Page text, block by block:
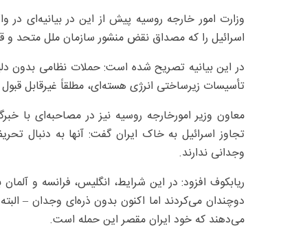
وزارت امور خارجه روسیه پیش از این در بیانیه‌ای در
اسرائیل را که مصداق نقض منشور سازمان ملل متحد و
در این بیانیه تصریح شده است: حملات نظامی بدون
تأسیسات زیرساختی انرژی هسته‌ای، مطلقاً غیرقابل
معاون وزیر امورخارجه روسیه نیز در مصاحبه‌ای با
تجاوز اسرائیل به خاک ایران گفت: آنها به دنبال
وجدانی ندارند.
ریابکوف افزود: در این شرایط، انگلیس، فرانسه و
دوچندان می‌کردند اما اکنون بدون ذره‌ای وجدان –
می‌دهند که خود ایران مقصر این حمله است.